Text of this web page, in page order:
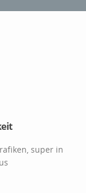
super in